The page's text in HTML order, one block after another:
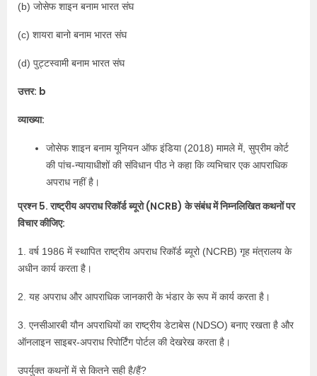
(b) जोसेफ शाइन बनाम भारत संघ
(c) शायरा बानो बनाम भारत संघ
(d) पुट्टस्वामी बनाम भारत संघ
उत्तर: b
व्याख्या:
जोसेफ शाइन बनाम यूनियन ऑफ इंडिया (2018) मामले में, सुप्रीम कोर्ट
की पांच-न्यायाधीशों की संविधान पीठ ने कहा कि व्यभिचार एक आपराधिक
अपराध नहीं है।
प्रश्न 5. राष्ट्रीय अपराध रिकॉर्ड ब्यूरो (NCRB) के संबंध में निम्नलिखित कथनों पर
विचार कीजिए:
1. वर्ष 1986 में स्थापित राष्ट्रीय अपराध रिकॉर्ड ब्यूरो (NCRB) गृह मंत्रालय के
अधीन कार्य करता है।
2. यह अपराध और आपराधिक जानकारी के भंडार के रूप में कार्य करता है।
3. एनसीआरबी यौन अपराधियों का राष्ट्रीय डेटाबेस (NDSO) बनाए रखता है और
ऑनलाइन साइबर-अपराध रिपोर्टिंग पोर्टल की देखरेख करता है।
उपर्युक्त कथनों में से कितने सही है/हैं?